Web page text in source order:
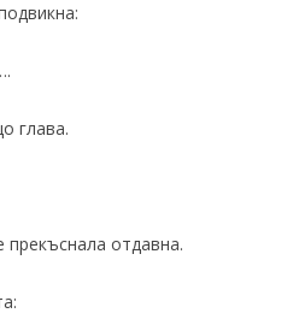
глава.
прекъснала отдавна.